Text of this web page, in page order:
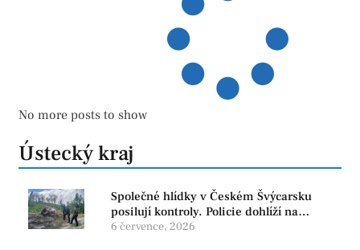
No more posts to show
Ústecký kraj
Společné hlídky v Českém Švýcarsku
posilují kontroly. Policie dohlíží na
bezpečnost i ochranu přírody
6 července, 2026